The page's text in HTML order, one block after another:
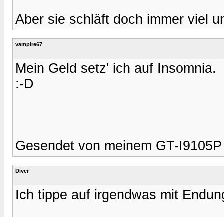
Aber sie schläft doch immer viel
vampire67
Mein Geld setz' ich auf Insomnia.
:-D
Gesendet von meinem GT-
Diver
Ich tippe auf irgendwas mit